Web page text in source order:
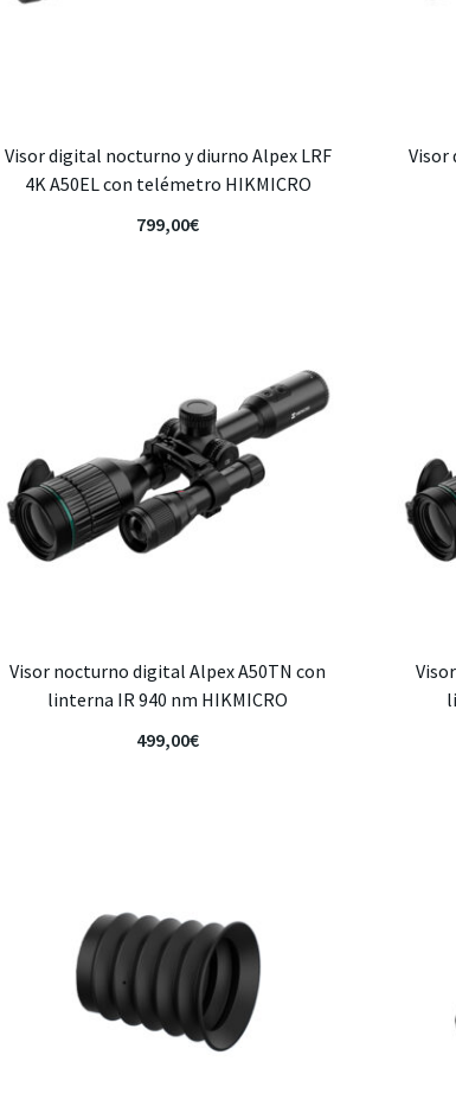
Visor digital nocturno y diurno Alpex LRF
4K A50EL con telémetro HIKMICRO
799,00€
Visor
Visor nocturno digital Alpex A50TN con
linterna IR 940 nm HIKMICRO
499,00€